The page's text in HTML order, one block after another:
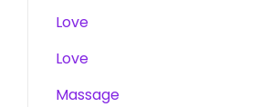
Love
Love
Massage